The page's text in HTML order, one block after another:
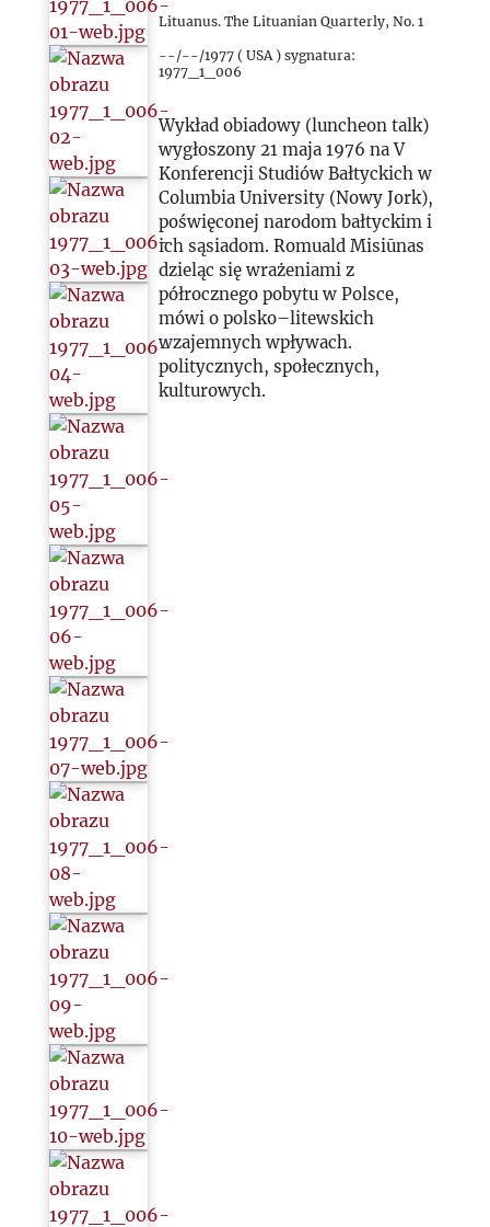
Lituanus. The Lituanian Quarterly, No. 1
--/--/1977 ( USA ) sygnatura:
1977_1_006
Wykład obiadowy (luncheon talk)
wygłoszony 21 maja 1976 na V
Konferencji Studiów Bałtyckich w
Columbia University (Nowy Jork),
poświęconej narodom bałtyckim i
ich sąsiadom. Romuald Misiūnas
dzieląc się wrażeniami z
półrocznego pobytu w Polsce,
mówi o polsko–litewskich
wzajemnych wpływach.
politycznych, społecznych,
kulturowych.